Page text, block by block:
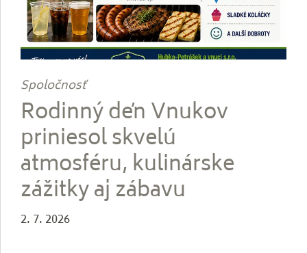
Spoločnosť
Rodinný deň Vnukov
priniesol skvelú
atmosféru, kulinárske
zážitky aj zábavu
2. 7. 2026